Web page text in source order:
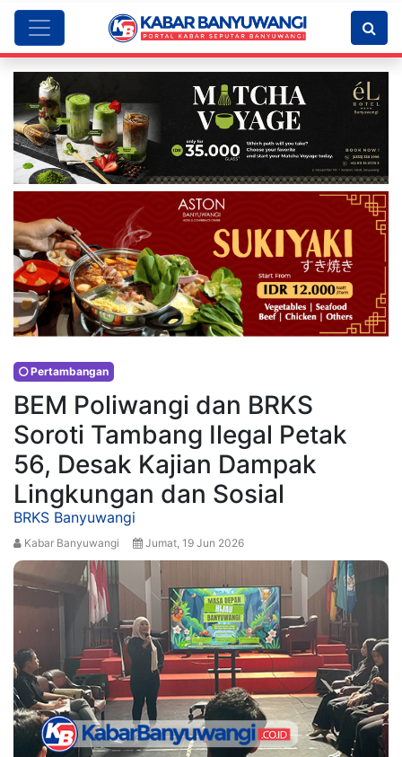
Pertambangan
BEM Poliwangi dan BRKS
Soroti Tambang Ilegal Petak
56, Desak Kajian Dampak
Lingkungan dan Sosial
BRKS Banyuwangi
Kabar Banyuwangi Jumat, 19 Jun 2026